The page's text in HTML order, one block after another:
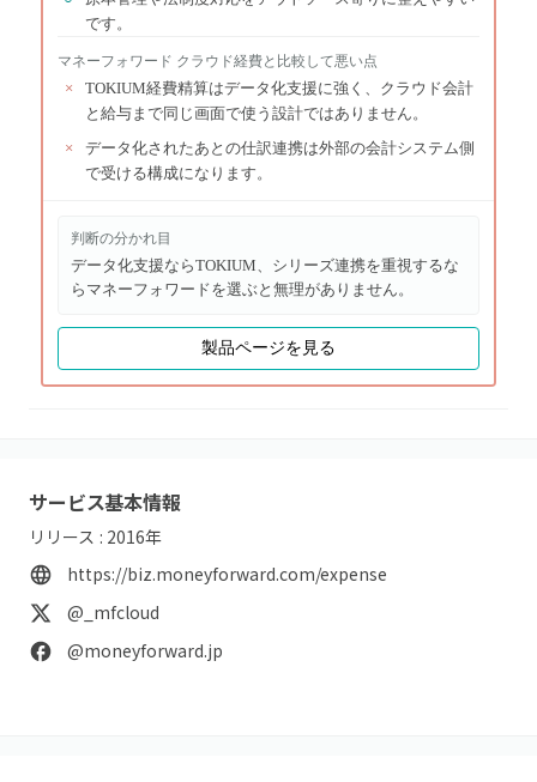
です。
マネーフォワード クラウド経費と比較して悪い点
×
TOKIUM経費精算はデータ化支援に強く、クラウド会計
と給与まで同じ画面で使う設計ではありません。
×
データ化されたあとの仕訳連携は外部の会計システム側
で受ける構成になります。
判断の分かれ目
データ化支援ならTOKIUM、シリーズ連携を重視するな
らマネーフォワードを選ぶと無理がありません。
製品ページを見る
サービス基本情報
リリース : 2016年
https://biz.moneyforward.com/expense
@_mfcloud
@moneyforward.jp